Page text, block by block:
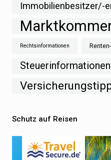
Immobilienbesitzer/-
Rechtsinformationen
Steuerinformationen
Schutz auf Reisen